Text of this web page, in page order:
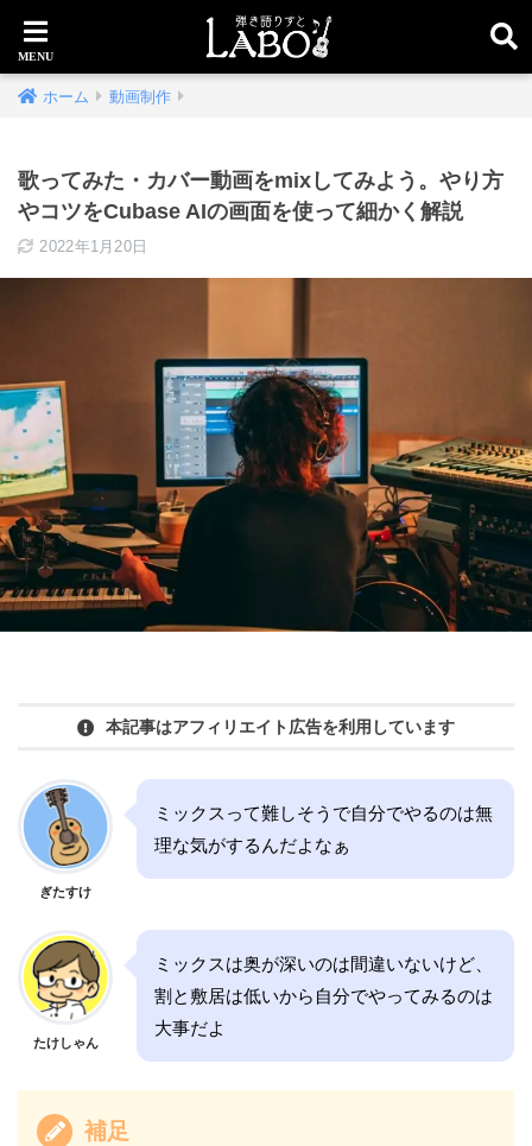
ホーム 動画制作
歌ってみた・カバー動画をmixしてみよう。やり方
やコツをCubase AIの画面を使って細かく解説
2022年1月20日
本記事はアフィリエイト広告を利用しています
ぎたすけ
ミックスって難しそうで自分でやるのは無
理な気がするんだよなぁ
たけしゃん
ミックスは奥が深いのは間違いないけど、
割と敷居は低いから自分でやってみるのは
大事だよ
補足